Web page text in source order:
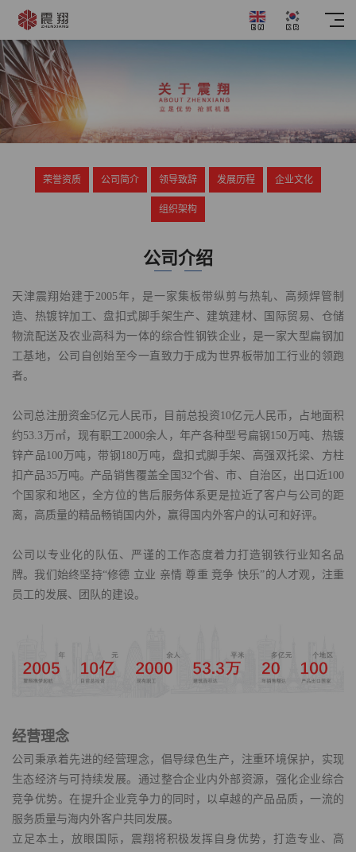
荣誉资质 公司简介 领导致辞 发展历程 企业文化
组织架构
公司介绍
天津震翔始建于2005年，是一家集板带纵剪与热轧、高频焊管制
造、热镀锌加工、盘扣式脚手架生产、建筑建材、国际贸易、仓储
物流配送及农业高科为一体的综合性钢铁企业，是一家大型扁钢加
工基地，公司自创始至今一直致力于成为世界板带加工行业的领跑
者。
公司总注册资金5亿元人民币，目前总投资10亿元人民币，占地面积
约53.3万㎡，现有职工2000余人，年产各种型号扁钢150万吨、热镀
锌产品100万吨，带钢180万吨，盘扣式脚手架、高强双托梁、方柱
扣产品35万吨。产品销售覆盖全国32个省、市、自治区，出口近100
个国家和地区，全方位的售后服务体系更是拉近了客户与公司的距
离，高质量的精品畅销国内外，赢得国内外客户的认可和好评。
公司以专业化的队伍、严谨的工作态度着力打造钢铁行业知名品
牌。我们始终坚持“修德 立业 亲情 尊重 竞争 快乐”的人才观，注重
员工的发展、团队的建设。
经营理念
公司秉承着先进的经营理念，倡导绿色生产，注重环境保护，实现
生态经济与可持续发展。通过整合企业内外部资源，强化企业综合
竞争优势。在提升企业竞争力的同时，以卓越的产品品质，一流的
服务质量与海内外客户共同发展。
立足本土，放眼国际，震翔将积极发挥自身优势，打造专业、高